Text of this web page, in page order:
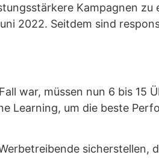
Kampagnen
2022. Seitdem sind
war, müssen nun 6 bis 15
Learning, um die beste
sicherstellen,